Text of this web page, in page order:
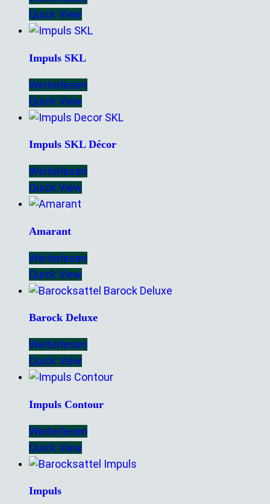
Quick View
Impuls SKL
Weiterlesen
Quick View
Impuls SKL Décor
Weiterlesen
Quick View
Amarant
Weiterlesen
Quick View
Barock Deluxe
Weiterlesen
Quick View
Impuls Contour
Weiterlesen
Quick View
Impuls